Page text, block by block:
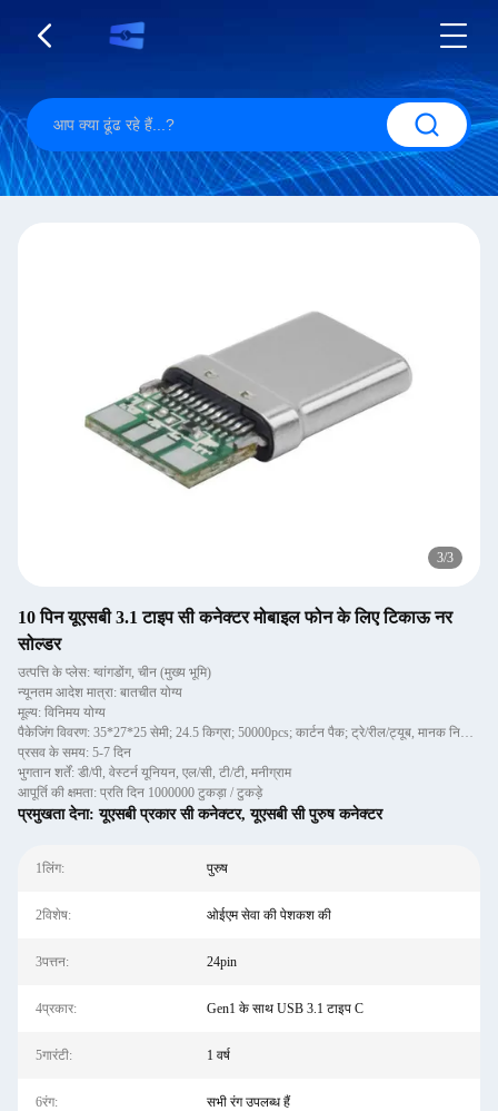
3/3
10 पिन यूएसबी 3.1 टाइप सी कनेक्टर मोबाइल फोन के लिए टिकाऊ नर
सोल्डर
उत्पत्ति के प्लेस: ग्वांगडोंग, चीन (मुख्य भूमि)
न्यूनतम आदेश मात्रा: बातचीत योग्य
मूल्य: विनिमय योग्य
पैकेजिंग विवरण: 35*27*25 सेमी; 24.5 किग्रा; 50000pcs; कार्टन पैक; ट्रे/रील/ट्यूब, मानक निर्यात पैकिंग
प्रसव के समय: 5-7 दिन
भुगतान शर्तें: डी/पी, वेस्टर्न यूनियन, एल/सी, टी/टी, मनीग्राम
आपूर्ति की क्षमता: प्रति दिन 1000000 टुकड़ा / टुकड़े
प्रमुखता देना:यूएसबी प्रकार सी कनेक्टर,यूएसबी सी पुरुष कनेक्टर
1लिंग: पुरुष
2विशेष: ओईएम सेवा की पेशकश की
3पत्तन: 24pin
4प्रकार: Gen1 के साथ USB 3.1 टाइप C
5गारंटी: 1 वर्ष
6रंग: सभी रंग उपलब्ध हैं